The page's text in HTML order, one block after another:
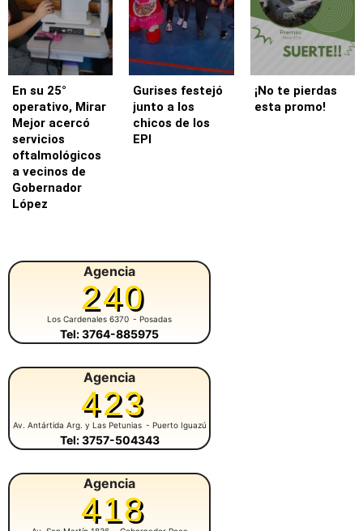
En su 25°
operativo, Mirar
Mejor acercó
servicios
oftalmológicos
a vecinos de
Gobernador
López
Gurises festejó
junto a los
chicos de los
EPI
¡No te pierdas
esta promo!
Agencia
240
Los Cardenales 6370 - Posadas
Tel: 3764-885975
Agencia
423
Av. Antártida Arg. y Las Petunias - Puerto Iguazú
Tel: 3757-504343
Agencia
418